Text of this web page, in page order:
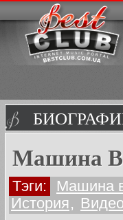
Машина
Тэги: Машина
История,